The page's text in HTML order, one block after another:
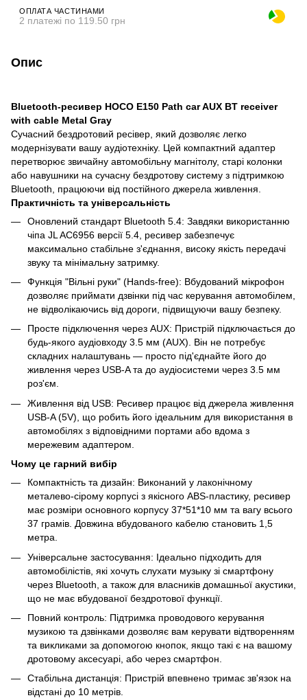
ОПЛАТА ЧАСТИНАМИ
2 платежі по 119.50 грн
Опис
Bluetooth-ресивер HOCO E150 Path car AUX BT receiver
with cable Metal Gray
Сучасний бездротовий ресівер, який дозволяє легко
модернізувати вашу аудіотехніку. Цей компактний адаптер
перетворює звичайну автомобільну магнітолу, старі колонки
або навушники на сучасну бездротову систему з підтримкою
Bluetooth, працюючи від постійного джерела живлення.
Практичність та універсальність
Оновлений стандарт Bluetooth 5.4: Завдяки використанню
чіпа JL AC6956 версії 5.4, ресивер забезпечує
максимально стабільне з'єднання, високу якість передачі
звуку та мінімальну затримку.
Функція "Вільні руки" (Hands-free): Вбудований мікрофон
дозволяє приймати дзвінки під час керування автомобілем,
не відволікаючись від дороги, підвищуючи вашу безпеку.
Просте підключення через AUX: Пристрій підключається до
будь-якого аудіовходу 3.5 мм (AUX). Він не потребує
складних налаштувань — просто під'єднайте його до
живлення через USB-A та до аудіосистеми через 3.5 мм
роз'єм.
Живлення від USB: Ресивер працює від джерела живлення
USB-A (5V), що робить його ідеальним для використання в
автомобілях з відповідними портами або вдома з
мережевим адаптером.
Чому це гарний вибір
Компактність та дизайн: Виконаний у лаконічному
металево-сірому корпусі з якісного ABS-пластику, ресивер
має розміри основного корпусу 37*51*10 мм та вагу всього
37 грамів. Довжина вбудованого кабелю становить 1,5
метра.
Універсальне застосування: Ідеально підходить для
автомобілістів, які хочуть слухати музыку зі смартфону
через Bluetooth, а також для власників домашньої акустики,
що не має вбудованої бездротової функції.
Повний контроль: Підтримка проводового керування
музикою та дзвінками дозволяє вам керувати відтворенням
та викликами за допомогою кнопок, якщо такі є на вашому
дротовому аксесуарі, або через смартфон.
Стабільна дистанція: Пристрій впевнено тримає зв'язок на
відстані до 10 метрів.